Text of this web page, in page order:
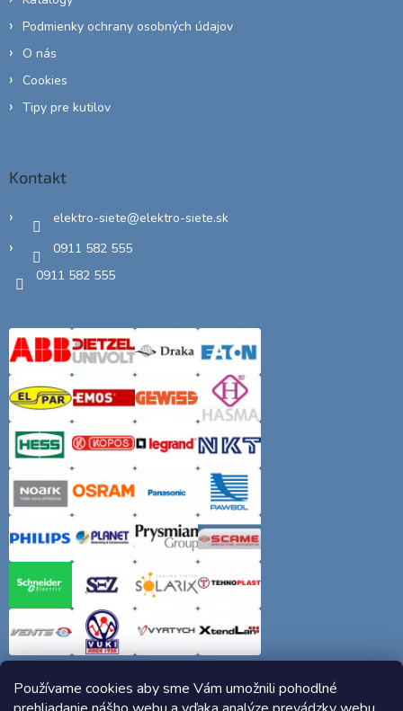
Používame cookies aby sme Vám umožnili pohodlné
Podmienky ochrany osobných údajov
O nás
Cookies
Tipy pre kutilov
Kontakt
elektro-siete@elektro-siete.sk
0911 582 555
0911 582 555